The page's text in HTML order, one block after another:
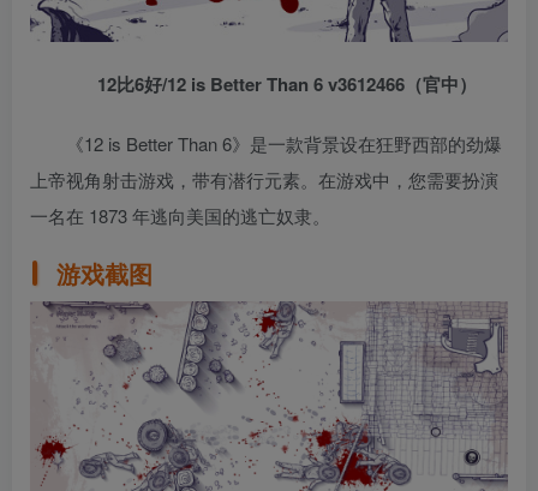
12比6好/12 is Better Than 6 v3612466（官中）
《12 is Better Than 6》是一款背景设在狂野西部的劲爆
上帝视角射击游戏，带有潜行元素。在游戏中，您需要扮演
一名在 1873 年逃向美国的逃亡奴隶。
游戏截图